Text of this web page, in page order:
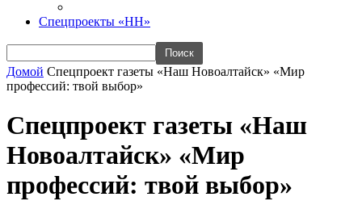
Спецпроекты «НН»
Домой Спецпроект газеты «Наш Новоалтайск» «Мир
профессий: твой выбор»
Спецпроект газеты «Наш
Новоалтайск» «Мир
профессий: твой выбор»